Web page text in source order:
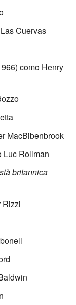
Cuervas
como Henry
MacBibenbrook
Luc Rollman
britannica
Rizzi